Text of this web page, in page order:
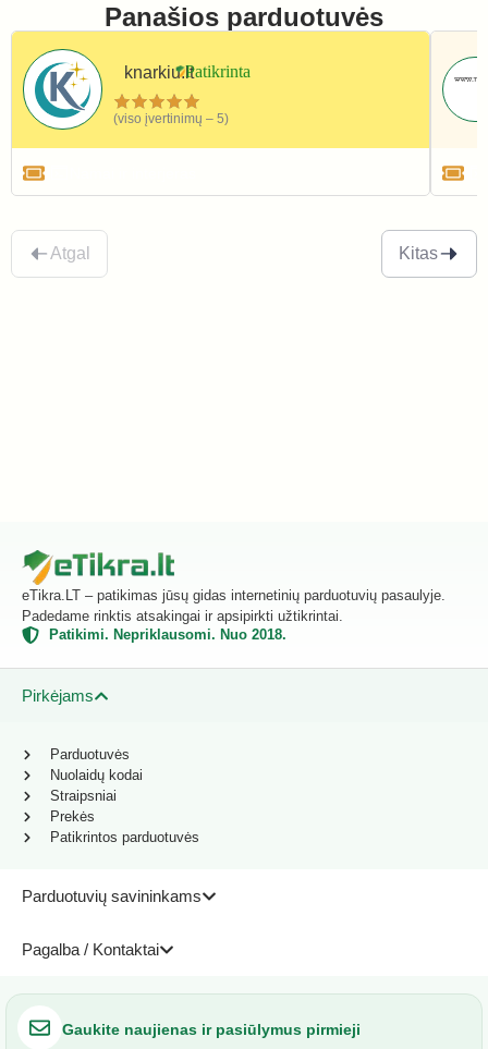
Panašios parduotuvės
knarkiu.lt
(viso įvertinimų – 5)
Atgal Kitas
eTikra.LT – patikimas jūsų gidas internetinių parduotuvių pasaulyje.
Padedame rinktis atsakingai ir apsipirkti užtikrintai.
Patikimi. Nepriklausomi. Nuo 2018.
Pirkėjams
Parduotuvių savininkams
Pagalba / Kontaktai
Parduotuvės
Nuolaidų kodai
Straipsniai
Prekės
Patikrintos parduotuvės
Gaukite naujienas ir pasiūlymus pirmieji